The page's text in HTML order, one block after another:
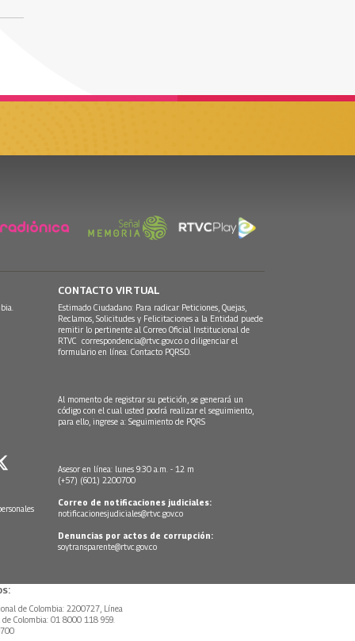
CONTACTO VIRTUAL
Estimado Ciudadano: Para radicar Peticiones, Quejas,
Reclamos, Solicitudes y Felicitaciones a la Entidad puede
remitir lo pertinente al Correo Oficial Institucional de
RTVC correspondencia@rtvc.gov.co o diligenciar el
formulario en línea: Contacto PQRSD.
Al momento de registrar su petición, se generará un
código con el cual usted podrá realizar el seguimiento,
para ello, ingrese a: Seguimiento de PQRS
Asesor en línea: lunes 9:30 a.m. - 12 m
(+57) (601) 2200700
Correo de notificaciones judiciales:
notificacionesjudiciales@rtvc.gov.co
Denuncias por actos de corrupción:
soytransparente@rtvc.gov.co
de Colombia: 2200727, Línea
Colombia: 01 8000 118 959.